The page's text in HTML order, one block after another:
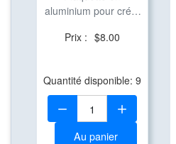
aluminium pour créer
Prix : $8.00
Quantité disponible: 9
Quantité:
Au panier